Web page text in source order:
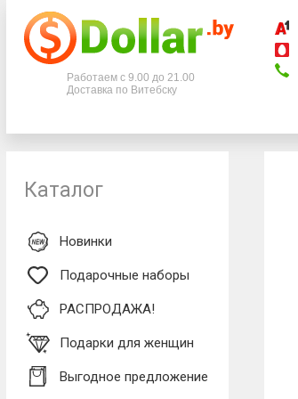
Телефоны
+375 29882-11-33
Работаем с 9.00 до 21.00
Доставка по Витебску
Каталог
Новинки
Подарочные наборы
РАСПРОДАЖА!
Подарки для женщин
Выгодное предложение